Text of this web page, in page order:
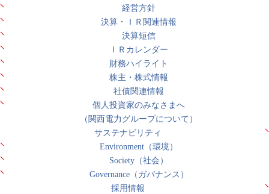
経営方針
決算・ＩＲ関連情報
決算短信
ＩＲカレンダー
財務ハイライト
株主・株式情報
社債関連情報
個人投資家のみなさまへ
（関西電力グループについて）
サステナビリティ
Environment（環境）
Society（社会）
Governance（ガバナンス）
採用情報